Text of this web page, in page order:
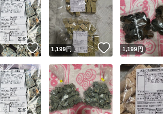
いいね！
1,199円 いいね！
1,199円